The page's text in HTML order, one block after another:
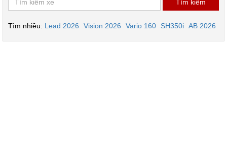
Tìm nhiều: Lead 2026 Vision 2026 Vario 160 SH350i AB 2026